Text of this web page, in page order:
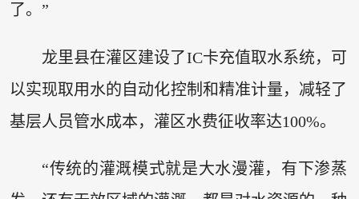
了。”
龙里县在灌区建设了IC卡充值取水系统，可
以实现取用水的自动化控制和精准计量，减轻了
基层人员管水成本，灌区水费征收率达100%。
“传统的灌溉模式就是大水漫灌，有下渗蒸